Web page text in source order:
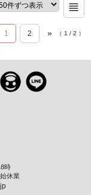
ボディは、口や歯、
やサドルなども忠実
部と脚部には可動部
も可能。岩場を造形
号: TM#046
6スケール
アン: 高さ約30セン
さ約37センチ、全
、幅約20センチ
さ約43センチ、全
、幅約25センチ）
: マンダロリアン
れたベスカーアーマ
背負ったジェットパ
、右肩アーマーも紋
はIB-94ブラスター・
構え、西部劇の早撃
をイメージしたオリ
で世界観を表現し
にはあの可愛い
ドの姿が…。この
ドは固定式ではな
みの場所に配置可
1 2 » （ 1 / 2 ）
時
休業